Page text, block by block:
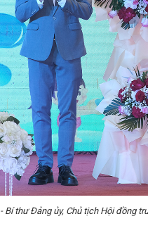
Bí thư Đảng ủy, Chủ tịch Hội đồng